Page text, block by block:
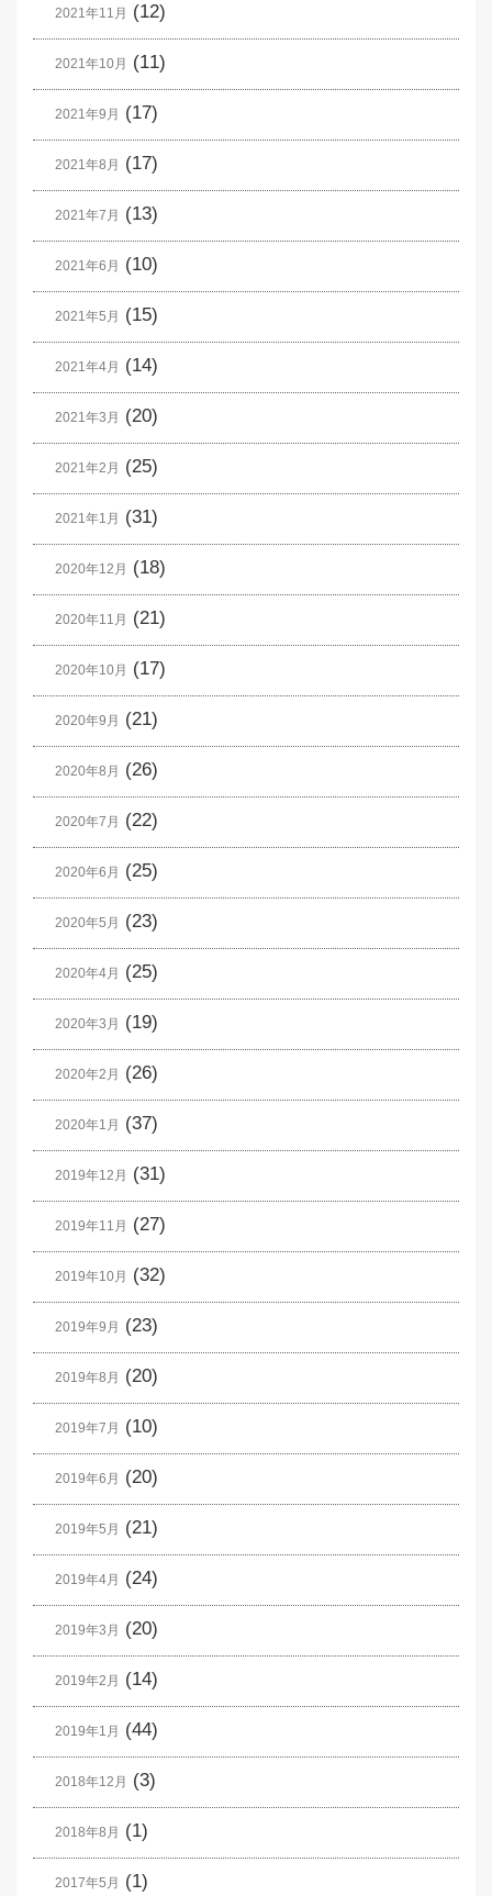
2021年11月 (12)
2021年10月 (11)
2021年9月 (17)
2021年8月 (17)
2021年7月 (13)
2021年6月 (10)
2021年5月 (15)
2021年4月 (14)
2021年3月 (20)
2021年2月 (25)
2021年1月 (31)
2020年12月 (18)
2020年11月 (21)
2020年10月 (17)
2020年9月 (21)
2020年8月 (26)
2020年7月 (22)
2020年6月 (25)
2020年5月 (23)
2020年4月 (25)
2020年3月 (19)
2020年2月 (26)
2020年1月 (37)
2019年12月 (31)
2019年11月 (27)
2019年10月 (32)
2019年9月 (23)
2019年8月 (20)
2019年7月 (10)
2019年6月 (20)
2019年5月 (21)
2019年4月 (24)
2019年3月 (20)
2019年2月 (14)
2019年1月 (44)
2018年12月 (3)
2018年8月 (1)
2017年5月 (1)